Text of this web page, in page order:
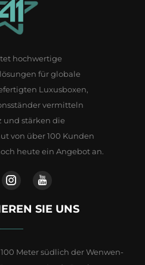
hochwertige
für globale
Luxusboxen,
vermitteln
und stärken die
von über 100 Kunden
heute ein Angebot an.
SIE UNS
Meter südlich der Wenwen-